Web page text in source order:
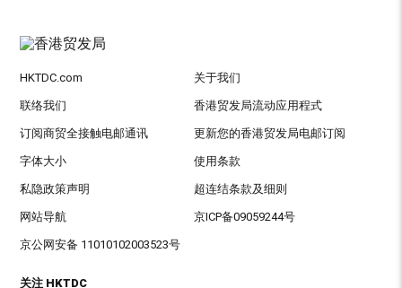
HKTDC.com 关于我们
联络我们 香港贸发局流动应用程式
订阅商贸全接触电邮通讯 更新您的香港贸发局电邮订阅
字体大小 使用条款
私隐政策声明 超连结条款及细则
网站导航 京ICP备09059244号
京公网安备 11010102003523号
关注 HKTDC